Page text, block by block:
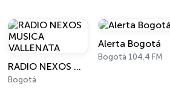
RADIO NEXOS MUSICA VALLENATA
Bogotá
Alerta Bogotá
Bogotá 104.4 FM